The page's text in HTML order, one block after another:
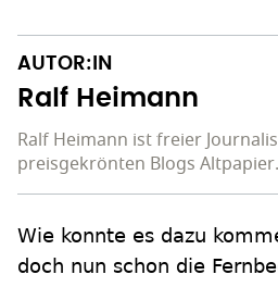
AUTOR:IN
Ralf Heimann
Ralf Heimann ist freier
preisgekrönten Blogs Altpapier.
Wie konnte es dazu
doch nun schon die